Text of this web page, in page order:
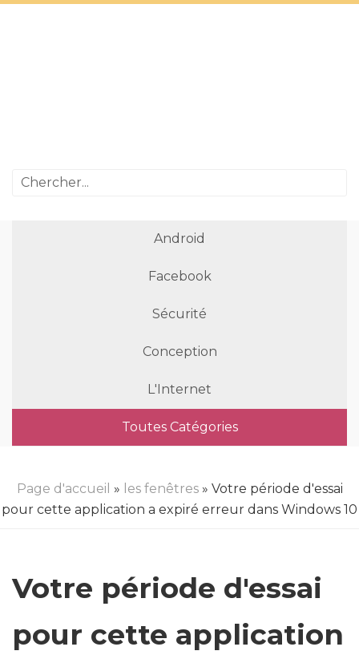
Android
Facebook
Sécurité
Conception
L'Internet
Toutes Catégories
Page d'accueil » les fenêtres» Votre période d'essai
pour cette application a expiré erreur dans Windows 10
Votre période d'essai
pour cette application